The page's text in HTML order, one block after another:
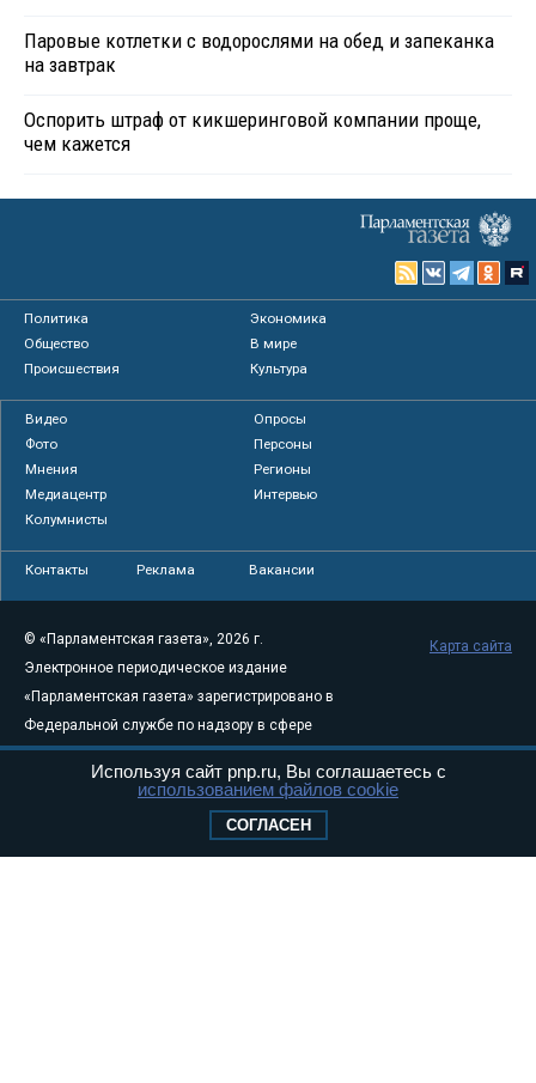
Паровые котлетки с водорослями на обед и запеканка
на завтрак
Оспорить штраф от кикшеринговой компании проще,
чем кажется
Политика
Экономика
Общество
В мире
Происшествия
Культура
Видео
Опросы
Фото
Персоны
Мнения
Регионы
Медиацентр
Интервью
Колумнисты
Контакты Реклама Вакансии
© «Парламентская газета», 2026 г.
Электронное периодическое издание
«Парламентская газета» зарегистрировано в
Федеральной службе по надзору в сфере
связи, информационных технологий и
массовых коммуникаций (Роскомнадзор) 05
Свидетельство о регистрации Эл № ФС77-
Карта сайта
Используя сайт pnp.ru, Вы соглашаетесь с
использованием файлов cookie
СОГЛАСЕН